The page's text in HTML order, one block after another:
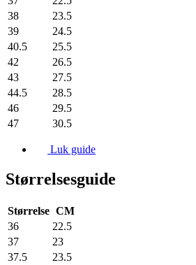
38
23.5
39
24.5
40.5
25.5
42
26.5
43
27.5
44.5
28.5
46
29.5
47
30.5
Luk guide
Størrelsesguide
Størrelse CM
36
22.5
37
23
37.5
23.5